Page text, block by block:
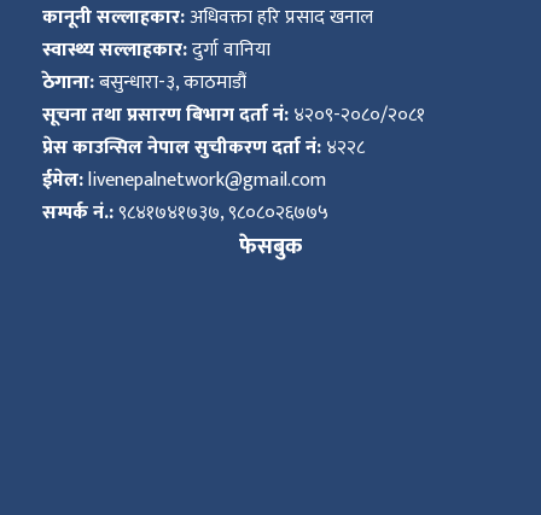
कानूनी सल्लाहकार:अधिवक्ता हरि प्रसाद खनाल
स्वास्थ्य सल्लाहकार:दुर्गा वानिया
ठेगाना:बसुन्धारा-३, काठमाडौं
सूचना तथा प्रसारण बिभाग दर्ता नं:४२०९-२०८०/२०८१
प्रेस काउन्सिल नेपाल सुचीकरण दर्ता नं:४२२८
ईमेल:livenepalnetwork@gmail.com
सम्पर्क नं.:९८४१७४१७३७, ९८०८०२६७७५
फेसबुक